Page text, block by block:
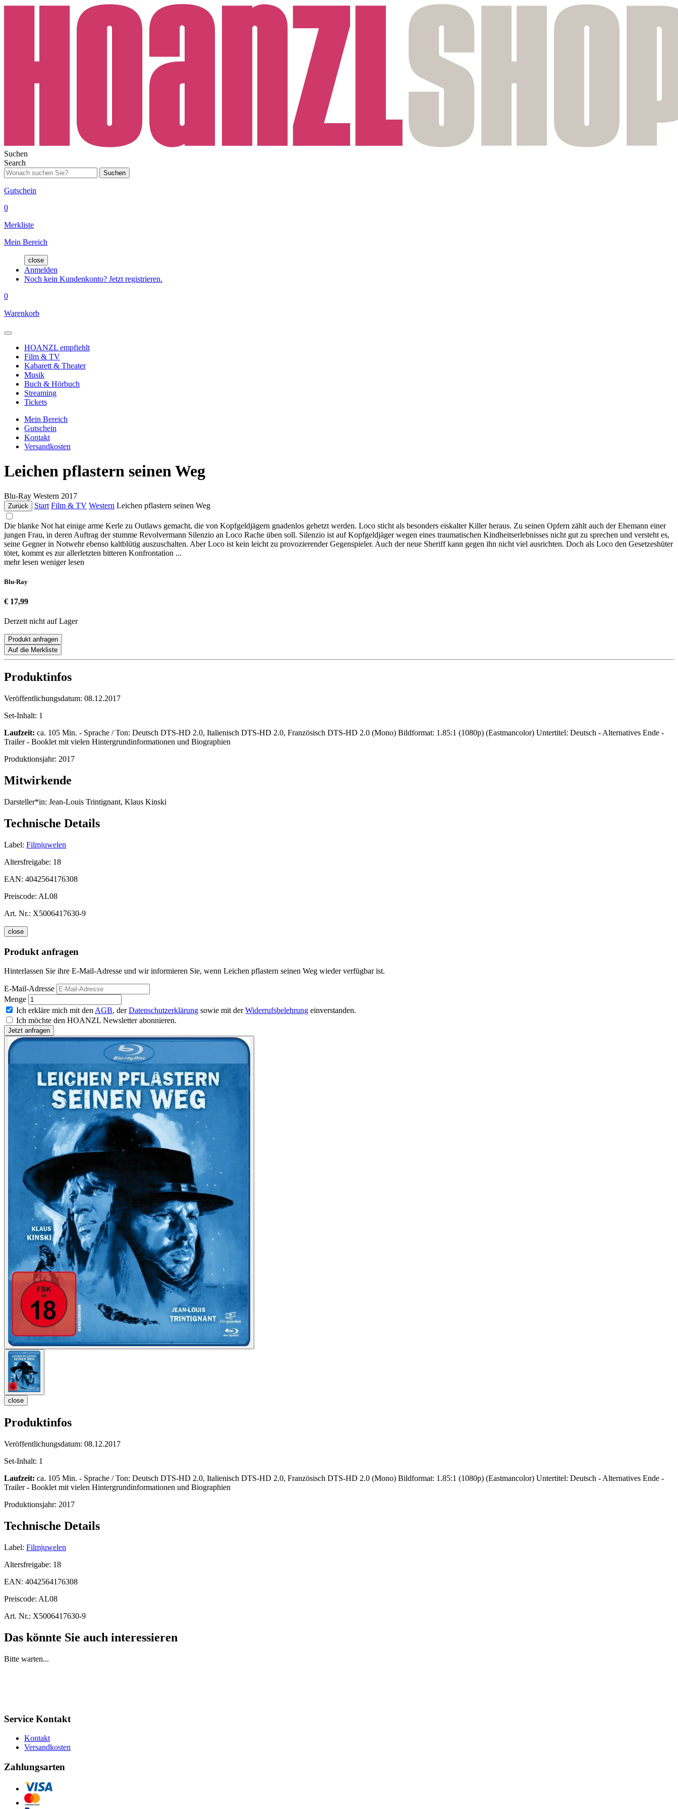
Suchen
Search
Suchen
Gutschein
0
Merkliste
Mein Bereich
close
Anmelden
Noch kein Kundenkonto? Jetzt registrieren.
0
Warenkorb
HOANZL empfiehlt
Film & TV
Kabarett & Theater
Musik
Buch & Hörbuch
Streaming
Tickets
Mein Bereich
Gutschein
Kontakt
Versandkosten
Leichen pflastern seinen Weg
Blu-Ray Western 2017
Zurück Start Film & TV Western Leichen pflastern seinen Weg
Die blanke Not hat einige arme Kerle zu Outlaws gemacht, die von Kopfgeldjägern gnadenlos gehetzt werden. Loco sticht als besonders eiskalter Killer heraus. Zu seinen Opfern zählt auch der Ehemann einer
jungen Frau, in deren Auftrag der stumme Revolvermann Silenzio an Loco Rache üben soll. Silenzio ist auf Kopfgeldjäger wegen eines traumatischen Kindheitserlebnisses nicht gut zu sprechen und versteht es,
seine Gegner in Notwehr ebenso kaltblütig auszuschalten. Aber Loco ist kein leicht zu provozierender Gegenspieler. Auch der neue Sheriff kann gegen ihn nicht viel ausrichten. Doch als Loco den Gesetzeshüter
tötet, kommt es zur allerletzten bitteren Konfrontation ...
mehr lesen weniger lesen
Blu-Ray
€ 17,99
Derzeit nicht auf Lager
Produkt anfragen
Auf die Merkliste
Produktinfos
Veröffentlichungsdatum: 08.12.2017
Set-Inhalt: 1
Laufzeit: ca. 105 Min. - Sprache / Ton: Deutsch DTS-HD 2.0, Italienisch DTS-HD 2.0, Französisch DTS-HD 2.0 (Mono) Bildformat: 1.85:1 (1080p) (Eastmancolor) Untertitel: Deutsch - Alternatives Ende -
Trailer - Booklet mit vielen Hintergrundinformationen und Biographien
Produktionsjahr: 2017
Mitwirkende
Darsteller*in: Jean-Louis Trintignant, Klaus Kinski
Technische Details
Label: Filmjuwelen
Altersfreigabe: 18
EAN: 4042564176308
Preiscode: AL08
Art. Nr.: X5006417630-9
close
Produkt anfragen
Hinterlassen Sie ihre E-Mail-Adresse und wir informieren Sie, wenn Leichen pflastern seinen Weg wieder verfügbar ist.
E-Mail-Adresse
Menge
Ich erkläre mich mit den AGB, derDatenschutzerklärung sowie mit derWiderrufsbelehrung einverstanden.
Ich möchte den HOANZL Newsletter abonnieren.
close
Produktinfos
Veröffentlichungsdatum: 08.12.2017
Set-Inhalt: 1
Laufzeit: ca. 105 Min. - Sprache / Ton: Deutsch DTS-HD 2.0, Italienisch DTS-HD 2.0, Französisch DTS-HD 2.0 (Mono) Bildformat: 1.85:1 (1080p) (Eastmancolor) Untertitel: Deutsch - Alternatives Ende -
Trailer - Booklet mit vielen Hintergrundinformationen und Biographien
Produktionsjahr: 2017
Technische Details
Label: Filmjuwelen
Altersfreigabe: 18
EAN: 4042564176308
Preiscode: AL08
Art. Nr.: X5006417630-9
Das könnte Sie auch interessieren
Bitte warten...
Service Kontakt
Kontakt
Versandkosten
Zahlungsarten